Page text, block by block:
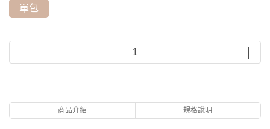
單包
商品介紹 規格說明